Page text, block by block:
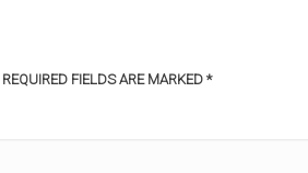
REQUIRED FIELDS ARE MARKED *